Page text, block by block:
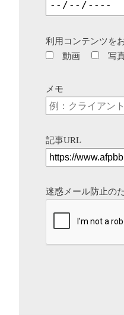
利用コンテンツを
動画
写
メモ
記事URL
迷惑メール防止の